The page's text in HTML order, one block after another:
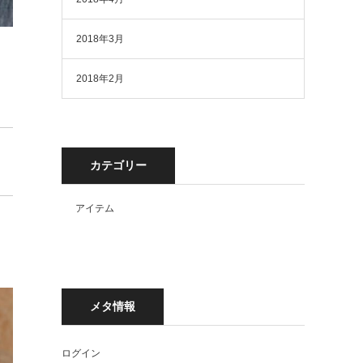
2018年3月
2018年2月
カテゴリー
アイテム
メタ情報
ログイン